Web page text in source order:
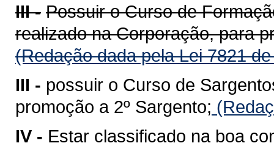
III - Possuir o Curso de
realizado na Corporação, para
(Redação dada pela Lei 7821
III - possuir o Curso de
promoção a 2º Sargento;
IV - Estar classificado na boa